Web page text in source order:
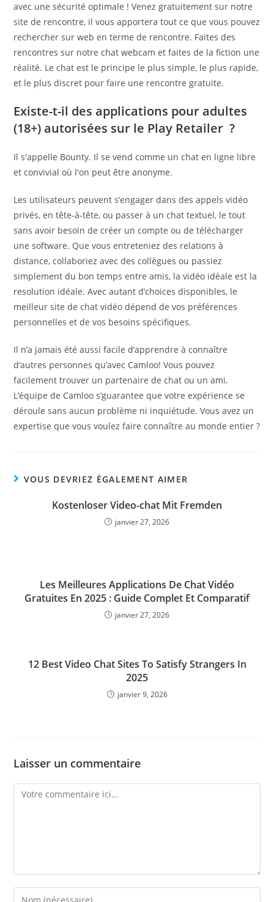
avec une sécurité optimale ! Venez gratuitement sur notre
site de rencontre, il vous apportera tout ce que vous pouvez
rechercher sur web en terme de rencontre. Faites des
rencontres sur notre chat webcam et faites de la fiction une
réalité. Le chat est le principe le plus simple, le plus rapide,
et le plus discret pour faire une rencontre gratuite.
Existe-t-il des applications pour adultes
(18+) autorisées sur le Play Retailer ?
Il s'appelle Bounty. Il se vend comme un chat en ligne libre
et convivial où l'on peut être anonyme.
Les utilisateurs peuvent s’engager dans des appels vidéo
privés, en tête-à-tête, ou passer à un chat textuel, le tout
sans avoir besoin de créer un compte ou de télécharger
une software. Que vous entreteniez des relations à
distance, collaboriez avec des collègues ou passiez
simplement du bon temps entre amis, la vidéo idéale est la
resolution idéale. Avec autant d’choices disponibles, le
meilleur site de chat vidéo dépend de vos préférences
personnelles et de vos besoins spécifiques.
Il n’a jamais été aussi facile d’apprendre à connaître
d’autres personnes qu’avec Camloo! Vous pouvez
facilement trouver un partenaire de chat ou un ami.
L’équipe de Camloo s’guarantee que votre expérience se
déroule sans aucun problème ni inquiétude. Vous avez un
expertise que vous voulez faire connaître au monde entier ?
VOUS DEVRIEZ ÉGALEMENT AIMER
Kostenloser Video-chat Mit Fremden
janvier 27, 2026
Les Meilleures Applications De Chat Vidéo
Gratuites En 2025 : Guide Complet Et Comparatif
janvier 27, 2026
12 Best Video Chat Sites To Satisfy Strangers In
2025
janvier 9, 2026
Laisser un commentaire
Comment
Enter